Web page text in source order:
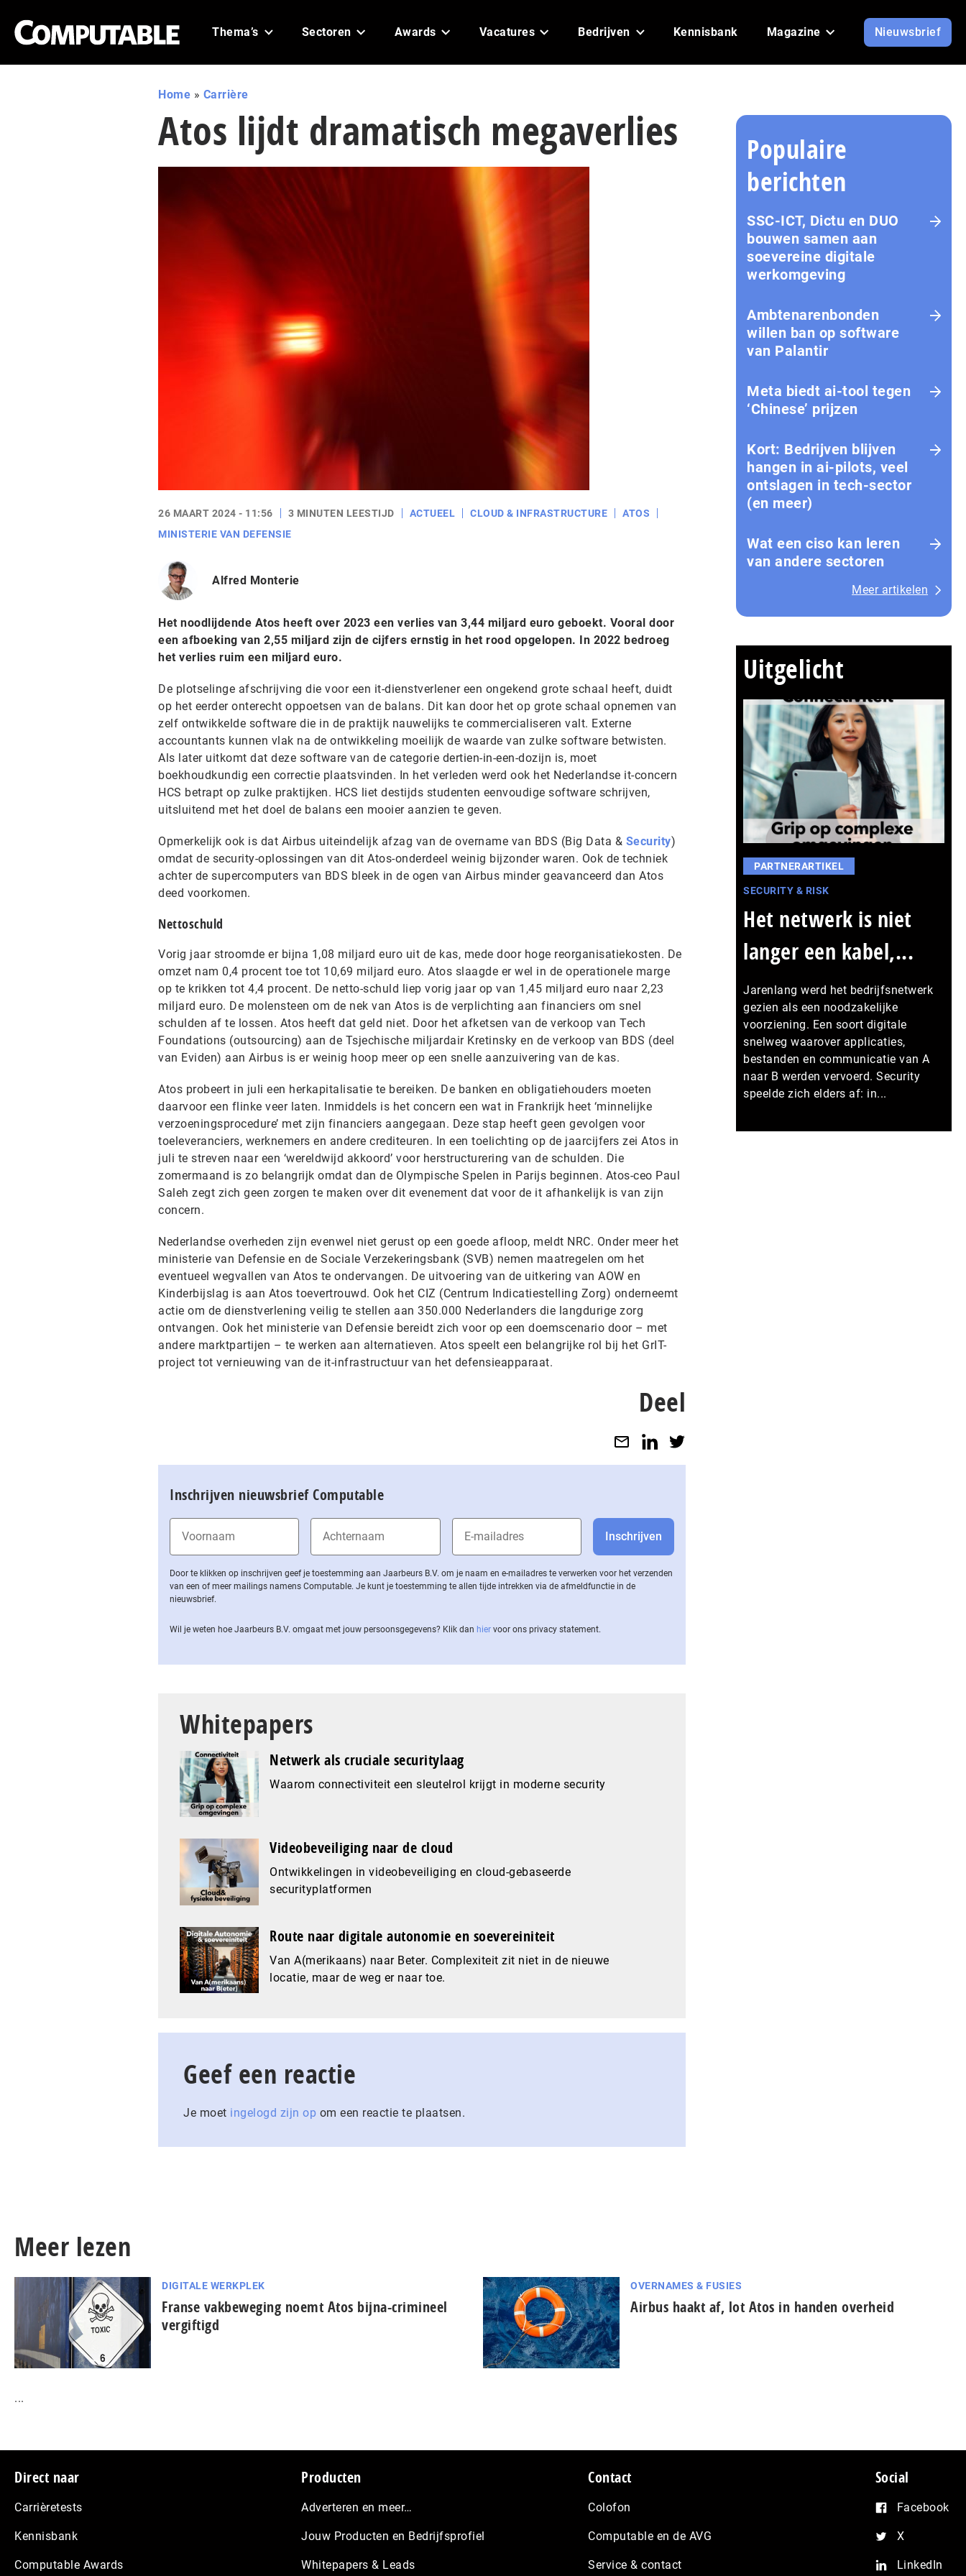
Thema’s Sectoren Awards Vacatures Bedrijven Kennisbank Magazine Nieuwsbrief
Home » Carrière
Atos lijdt dramatisch megaverlies
26 MAART 2024 - 11:56 3 MINUTEN LEESTIJD ACTUEEL CLOUD & INFRASTRUCTURE
ATOS
MINISTERIE VAN DEFENSIE
Alfred Monterie
Het noodlijdende Atos heeft over 2023 een verlies van 3,44 miljard euro geboekt. Vooral door
een afboeking van 2,55 miljard zijn de cijfers ernstig in het rood opgelopen. In 2022 bedroeg
het verlies ruim een miljard euro.
De plotselinge afschrijving die voor een it-dienstverlener een ongekend grote schaal heeft, duidt
op het eerder onterecht oppoetsen van de balans. Dit kan door het op grote schaal opnemen van
zelf ontwikkelde software die in de praktijk nauwelijks te commercialiseren valt. Externe
accountants kunnen vlak na de ontwikkeling moeilijk de waarde van zulke software betwisten.
Als later uitkomt dat deze software van de categorie dertien-in-een-dozijn is, moet
boekhoudkundig een correctie plaatsvinden. In het verleden werd ook het Nederlandse it-concern
HCS betrapt op zulke praktijken. HCS liet destijds studenten eenvoudige software schrijven,
uitsluitend met het doel de balans een mooier aanzien te geven.
Opmerkelijk ook is dat Airbus uiteindelijk afzag van de overname van BDS (Big Data & Security)
omdat de security-oplossingen van dit Atos-onderdeel weinig bijzonder waren. Ook de techniek
achter de supercomputers van BDS bleek in de ogen van Airbus minder geavanceerd dan Atos
deed voorkomen.
Nettoschuld
Vorig jaar stroomde er bijna 1,08 miljard euro uit de kas, mede door hoge reorganisatiekosten. De
omzet nam 0,4 procent toe tot 10,69 miljard euro. Atos slaagde er wel in de operationele marge
op te krikken tot 4,4 procent. De netto-schuld liep vorig jaar op van 1,45 miljard euro naar 2,23
miljard euro. De molensteen om de nek van Atos is de verplichting aan financiers om snel
schulden af te lossen. Atos heeft dat geld niet. Door het afketsen van de verkoop van Tech
Foundations (outsourcing) aan de Tsjechische miljardair Kretinsky en de verkoop van BDS (deel
van Eviden) aan Airbus is er weinig hoop meer op een snelle aanzuivering van de kas.
Atos probeert in juli een herkapitalisatie te bereiken. De banken en obligatiehouders moeten
daarvoor een flinke veer laten. Inmiddels is het concern een wat in Frankrijk heet ‘minnelijke
verzoeningsprocedure’ met zijn financiers aangegaan. Deze stap heeft geen gevolgen voor
toeleveranciers, werknemers en andere crediteuren. In een toelichting op de jaarcijfers zei Atos in
juli te streven naar een ‘wereldwijd akkoord’ voor herstructurering van de schulden. Die
zomermaand is zo belangrijk omdat dan de Olympische Spelen in Parijs beginnen. Atos-ceo Paul
Saleh zegt zich geen zorgen te maken over dit evenement dat voor de it afhankelijk is van zijn
concern.
Nederlandse overheden zijn evenwel niet gerust op een goede afloop, meldt NRC. Onder meer het
ministerie van Defensie en de Sociale Verzekeringsbank (SVB) nemen maatregelen om het
eventueel wegvallen van Atos te ondervangen. De uitvoering van de uitkering van AOW en
Kinderbijslag is aan Atos toevertrouwd. Ook het CIZ (Centrum Indicatiestelling Zorg) onderneemt
actie om de dienstverlening veilig te stellen aan 350.000 Nederlanders die langdurige zorg
ontvangen. Ook het ministerie van Defensie bereidt zich voor op een doemscenario door – met
andere marktpartijen – te werken aan alternatieven. Atos speelt een belangrijke rol bij het GrIT-
project tot vernieuwing van de it-infrastructuur van het defensieapparaat.
Deel
Inschrijven nieuwsbrief Computable
Door te klikken op inschrijven geef je toestemming aan Jaarbeurs B.V. om je naam en e-mailadres te verwerken voor het verzenden
van een of meer mailings namens Computable. Je kunt je toestemming te allen tijde intrekken via de af­meld­func­tie in de
nieuwsbrief.
Wil je weten hoe Jaarbeurs B.V. omgaat met jouw per­soons­ge­ge­vens? Klik dan hier voor ons privacy statement.
Whitepapers
Netwerk als cruciale securitylaag
Waarom connectiviteit een sleutelrol krijgt in moderne security
Videobeveiliging naar de cloud
Ontwikkelingen in videobeveiliging en cloud-gebaseerde
securityplatformen
Route naar digitale autonomie en soevereiniteit
Van A(merikaans) naar Beter. Complexiteit zit niet in de nieuwe
locatie, maar de weg er naar toe.
Geef een reactie
Je moet ingelogd zijn op om een reactie te plaatsen.
Populaire
berichten
SSC-ICT, Dictu en DUO
bouwen samen aan
soevereine digitale
werkomgeving
Ambtenarenbonden
willen ban op software
van Palantir
Meta biedt ai-tool tegen
‘Chinese’ prijzen
Kort: Bedrijven blijven
hangen in ai-pilots, veel
ontslagen in tech-sector
(en meer)
Wat een ciso kan leren
van andere sectoren
Meer artikelen
Uitgelicht
PARTNERARTIKEL
SECURITY & RISK
Het netwerk is niet
langer een kabel,...
Jarenlang werd het bedrijfsnetwerk
gezien als een noodzakelijke
voorziening. Een soort digitale
snelweg waarover applicaties,
bestanden en communicatie van A
naar B werden vervoerd. Security
speelde zich elders af: in...
Meer lezen
DIGITALE WERKPLEK
Franse vakbeweging noemt Atos bijna-crimineel
vergiftigd
OVERNAMES & FUSIES
Airbus haakt af, lot Atos in handen overheid
...
Footer
Direct naar
Carrièretests
Kennisbank
Computable Awards
Producten
Adverteren en meer…
Jouw Producten en Bedrijfsprofiel
Whitepapers & Leads
Contact
Colofon
Computable en de AVG
Service & contact
Social
Facebook
X
LinkedIn